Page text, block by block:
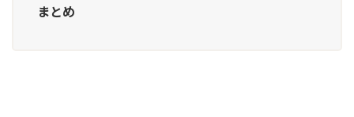
まとめ